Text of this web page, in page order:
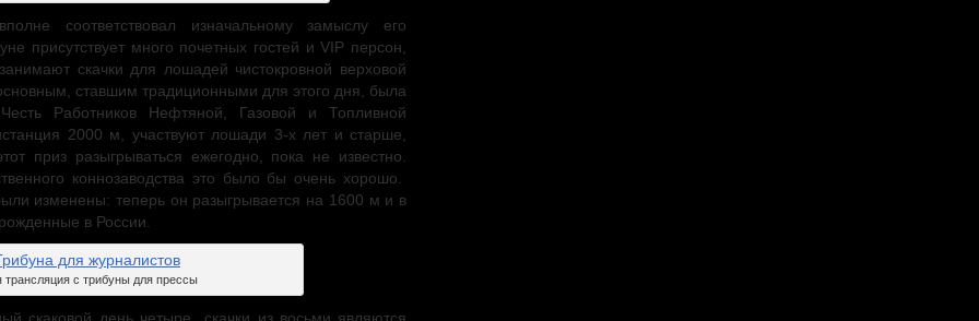
соответствовал изначальному замыслу его
присутствует много почетных гостей и VIP персон,
скачки для лошадей чистокровной верховой
ставшим традиционными для этого дня, была
Работников Нефтяной, Газовой и Топливной
2000 м, участвуют лошади 3-х лет и старше,
приз разыгрываться ежегодно, пока не известно.
коннозаводства это было бы очень хорошо.
изменены: теперь он разыгрывается на 1600 м и в
в России.
трансляция с трибуны для прессы